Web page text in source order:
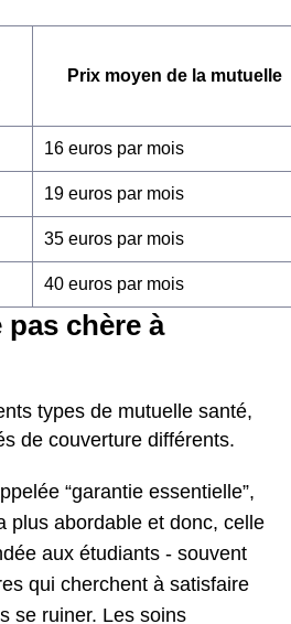
Prix moyen de la mutuelle
16 euros par mois
19 euros par mois
35 euros par mois
40 euros par mois
chère à
types de mutuelle santé,
de couverture différents.
“garantie essentielle”,
plus abordable et donc, celle
aux étudiants - souvent
qui cherchent à satisfaire
se ruiner. Les soins